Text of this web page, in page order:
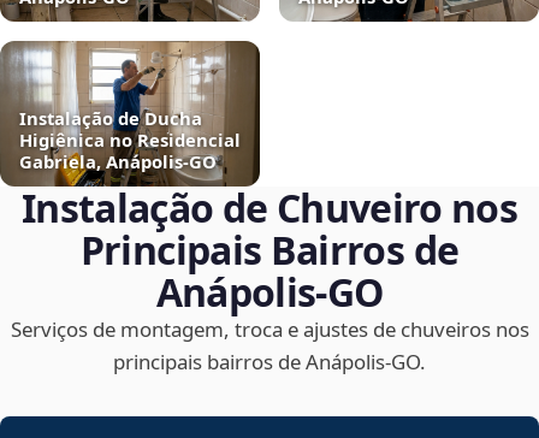
Instalação de Ducha
Higiênica no Residencial
Gabriela, Anápolis‑GO
Instalação de Chuveiro nos
Principais Bairros de
Anápolis‑GO
Serviços de montagem, troca e ajustes de chuveiros nos
principais bairros de Anápolis‑GO.